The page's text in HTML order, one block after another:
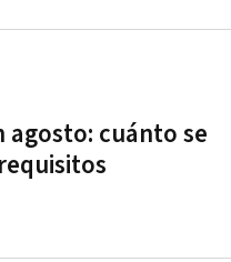
agosto: cuánto se